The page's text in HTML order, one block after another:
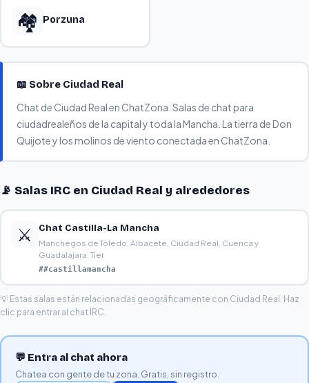
🏘️ Porzuna
📖 Sobre Ciudad Real
Chat de Ciudad Real en ChatZona. Salas de chat para
ciudadrealeños de la capital y toda la Mancha. La tierra de Don
Quijote y los molinos de viento conectada en ChatZona.
📡 Salas IRC en Ciudad Real y alrededores
⚔️ Chat Castilla-La Mancha
Manchegos de Toledo, Albacete, Ciudad Real, Cuenca y
Guadalajara. Tier
##castillamancha
💡 Estas salas están relacionadas geográficamente con Ciudad Real. Haz
clic para entrar al chat IRC.
💬 Entra al chat ahora
Chatea con gente de tu zona. Gratis, sin registro.